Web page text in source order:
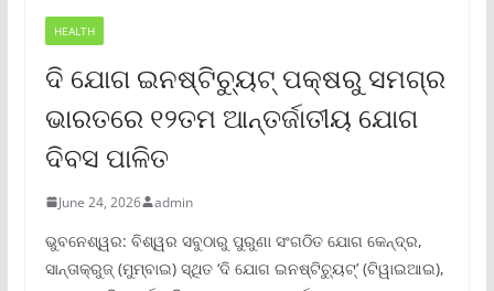
HEALTH
ଦି ଯୋଗ ଇନଷ୍ଟିଚ୍ୟୁଟ୍ ପକ୍ଷରୁ ସମଗ୍ର
ଭାରତରେ ୧୨ତମ ଆନ୍ତର୍ଜାତୀୟ ଯୋଗ
ଦିବସ ପାଳିତ
June 24, 2026 admin
ଭୁବନେଶ୍ୱର: ବିଶ୍ୱର ସବୁଠାରୁ ପୁରୁଣା ସଂଗଠିତ ଯୋଗ କେନ୍ଦ୍ର,
ସାନ୍ତାକ୍ରୁଜ୍ (ମୁମ୍ବାଇ) ସ୍ଥିତ ‘ଦି ଯୋଗ ଇନଷ୍ଟିଚ୍ୟୁଟ୍‌’ (ଟିୱାଇଆଇ),